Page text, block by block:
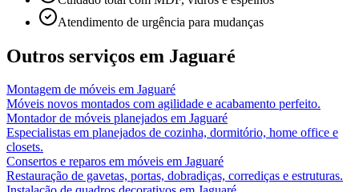
Atendimento de urgência para mudanças
Outros serviços em Jaguaré
Montagem de móveis em Jaguaré
Móveis novos montados com agilidade e acabamento perfeito.
Montador de móveis planejados em Jaguaré
Especialistas em planejados de cozinha, dormitório, home office e
closets.
Consertos e reparos em móveis em Jaguaré
Restauração de gavetas, portas, dobradiças, corrediças e estruturas.